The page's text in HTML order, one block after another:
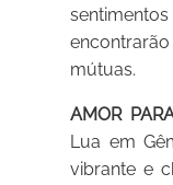
mútuas.
AMOR
Lua em
vibrante e